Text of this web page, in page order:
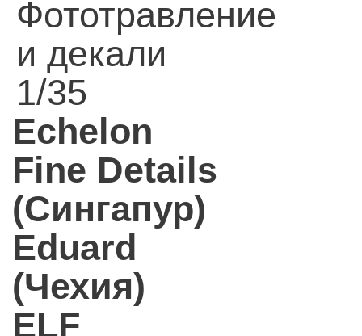
Фототравление
и декали
1/35
Echelon
Fine Details
(Сингапур)
Eduard
(Чехия)
ELF